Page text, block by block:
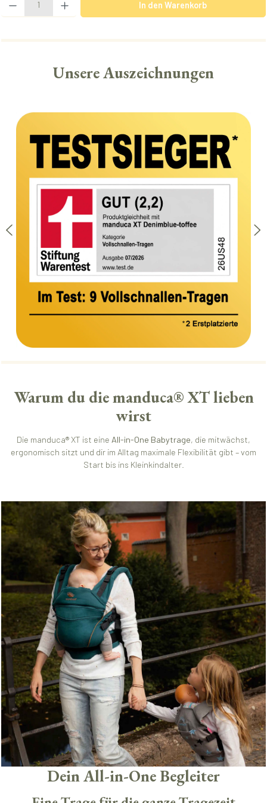
In den Warenkorb
Unsere Auszeichnungen
Bildergalerie überspringen
Warum du die manduca® XT lieben
wirst
Die manduca® XT ist eine All-in-One Babytrage, die mitwächst,
ergonomisch sitzt und dir im Alltag maximale Flexibilität gibt – vom
Start bis ins Kleinkindalter.
Dein All-in-One Begleiter